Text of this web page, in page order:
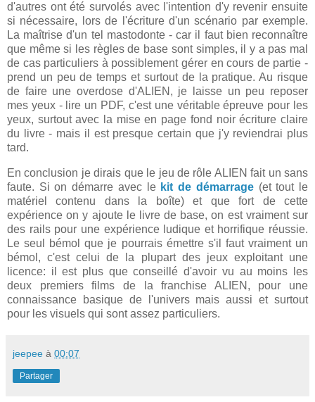
d'autres ont été survolés avec l'intention d'y revenir ensuite
si nécessaire, lors de l'écriture d'un scénario par exemple.
La maîtrise d'un tel mastodonte - car il faut bien reconnaître
que même si les règles de base sont simples, il y a pas mal
de cas particuliers à possiblement gérer en cours de partie -
prend un peu de temps et surtout de la pratique. Au risque
de faire une overdose d'ALIEN, je laisse un peu reposer
mes yeux - lire un PDF, c'est une véritable épreuve pour les
yeux, surtout avec la mise en page fond noir écriture claire
du livre - mais il est presque certain que j'y reviendrai plus
tard.
En conclusion je dirais que le jeu de rôle ALIEN fait un sans
faute. Si on démarre avec le kit de démarrage(et tout le
matériel contenu dans la boîte) et que fort de cette
expérience on y ajoute le livre de base, on est vraiment sur
des rails pour une expérience ludique et horrifique réussie.
Le seul bémol que je pourrais émettre s'il faut vraiment un
bémol, c'est celui de la plupart des jeux exploitant une
licence: il est plus que conseillé d'avoir vu au moins les
deux premiers films de la franchise ALIEN, pour une
connaissance basique de l'univers mais aussi et surtout
pour les visuels qui sont assez particuliers.
jeepee à 00:07
Partager